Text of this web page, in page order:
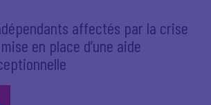
affectés par la crise
en place d’une aide